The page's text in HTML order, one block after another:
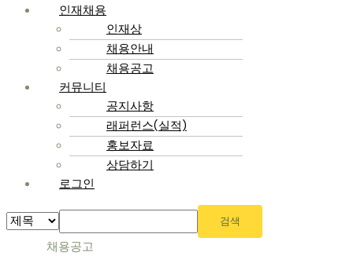
인재채용
인재상
채용안내
채용공고
커뮤니티
공지사항
래퍼런스(실적)
홍보자료
상담하기
로그인
검색
채용공고